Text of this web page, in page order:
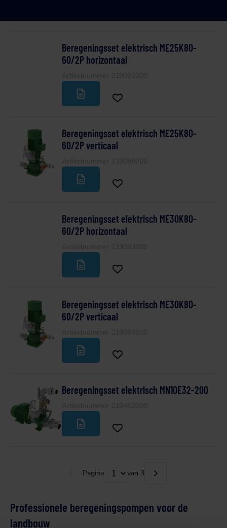
Beregeningsset elektrisch ME25K80-
60/2P horizontaal
Beregeningsset elektrisch ME25K80-
60/2P verticaal
Beregeningsset elektrisch ME30K80-
60/2P horizontaal
Beregeningsset elektrisch ME30K80-
60/2P verticaal
Beregeningsset elektrisch MN10E32-200
Pagina van 3
Professionele beregeningspompen voor de
landbouw